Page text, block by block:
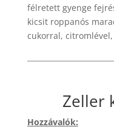
félretett gyenge
kicsit roppanós
cukorral,
Zeller
Hozzávalók: